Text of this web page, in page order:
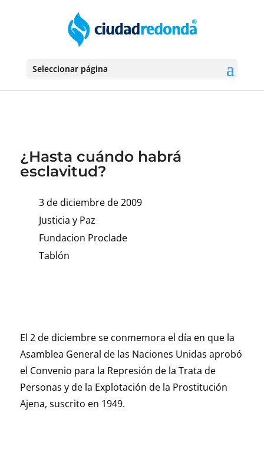
Seleccionar página
¿Hasta cuándo habrá
esclavitud?
3 de diciembre de 2009
Justicia y Paz
Fundacion Proclade
Tablón
El 2 de diciembre se conmemora el día en que la
Asamblea General de las Naciones Unidas aprobó
el Convenio para la Represión de la Trata de
Personas y de la Explotación de la Prostitución
Ajena, suscrito en 1949.